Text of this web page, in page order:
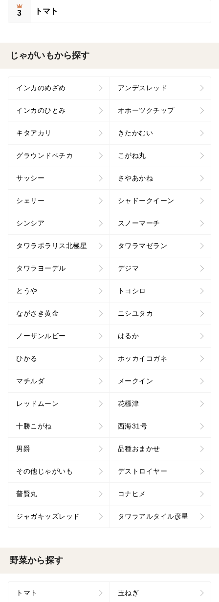
3 トマト
じゃがいもから探す
インカのめざめ アンデスレッド
インカのひとみ オホーツクチップ
キタアカリ きたかむい
グラウンドペチカ こがね丸
サッシー さやあかね
シェリー シャドークイーン
シンシア スノーマーチ
タワラポラリス北極星 タワラマゼラン
タワラヨーデル デジマ
とうや トヨシロ
ながさき黄金 ニシユタカ
ノーザンルビー はるか
ひかる ホッカイコガネ
マチルダ メークイン
レッドムーン 花標津
十勝こがね 西海31号
男爵 品種おまかせ
その他じゃがいも デストロイヤー
普賢丸 コナヒメ
ジャガキッズレッド タワラアルタイル彦星
野菜から探す
トマト 玉ねぎ